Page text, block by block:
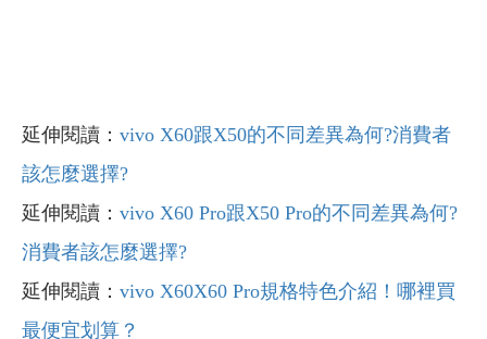
延伸閱讀： vivo X60跟X50的不同差異為何?消費者
該怎麼選擇?
延伸閱讀： vivo X60 Pro跟X50 Pro的不同差異為何?
消費者該怎麼選擇?
延伸閱讀： vivo X60X60 Pro規格特色介紹！哪裡買
最便宜划算？